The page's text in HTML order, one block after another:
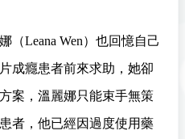
（Leana Wen）也回憶自己
成癮患者前來求助，她卻
案，溫麗娜只能束手無策
者，他已經因過度使用藥